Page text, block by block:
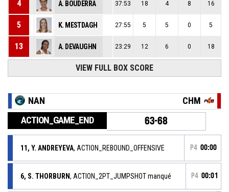
4 A. BOUDERRA 37:53 18 4 8 16
5 K. MESTDAGH 27:55 5 5 0 5
13 A. DEVAUGHN 23:29 12 6 0 18
V. BEREZHYNSKA 24:02 8
VIEW FULL BOX SCORE
NAN CHM
ACTION_GAME_END 63-68
11, Y. ANDREYEVA, ACTION_REBOUND_OFFENSIVE P4 00:00
6, S. THORBURN, ACTION_2PT_JUMPSHOT manqué P4 00:01